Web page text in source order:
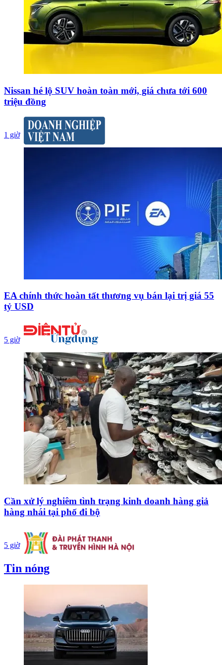
Nissan hé lộ SUV hoàn toàn mới, giá chưa tới 600
triệu đồng
1 giờ
EA chính thức hoàn tất thương vụ bán lại trị giá 55
tỷ USD
5 giờ
Cần xử lý nghiêm tình trạng kinh doanh hàng giả
hàng nhái tại phố đi bộ
5 giờ
Tin nóng